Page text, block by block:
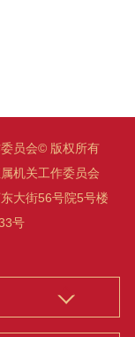
员会© 版权所有
机关工作委员会
大街56号院5号楼
号